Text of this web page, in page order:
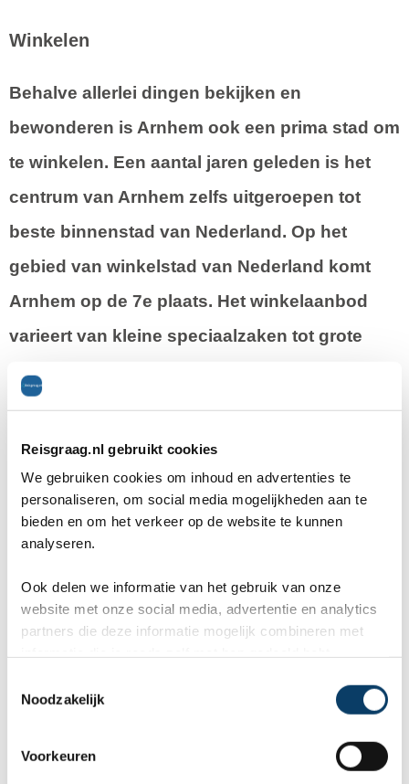
Reisgraag.nl gebruikt cookies
We gebruiken cookies om inhoud en advertenties te
personaliseren, om social media mogelijkheden aan te
bieden en om het verkeer op de website te kunnen
analyseren.
Ook delen we informatie van het gebruik van onze
website met onze social media, advertentie en analytics
partners die deze informatie mogelijk combineren met
Noodzakelijk
Voorkeuren
Winkelen
Behalve allerlei dingen bekijken en
bewonderen is Arnhem ook een prima stad om
te winkelen. Een aantal jaren geleden is het
centrum van Arnhem zelfs uitgeroepen tot
beste binnenstad van Nederland. Op het
gebied van winkelstad van Nederland komt
Arnhem op de 7e plaats. Het winkelaanbod
varieert van kleine speciaalzaken tot grote
warenhuizen, zoals De Bijenkorf en de V&D.
nog een aantal grote winkelcentra, die veelal
overdekt zijn. Zo is er in Arnhem-Zuid het
winkelcentrum Kronenburg en in Arnhem-
Noord winkelcentrum Presikhaaf. Daarnaast is
et bijna iedere dag wel een markt te vinden in
de stad.
Reviews over Reisgraag.nl
Reisgraag.nl scoort een 9,8 in 569